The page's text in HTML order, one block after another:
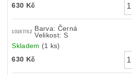
630 Kč
10167/S2
Barva: Černá
Velikost: S
Skladem (1 ks)
630 Kč